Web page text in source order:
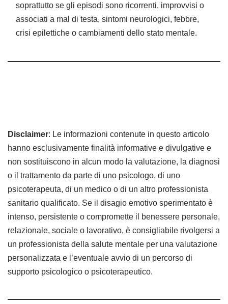
soprattutto se gli episodi sono ricorrenti, improvvisi o
associati a mal di testa, sintomi neurologici, febbre,
crisi epilettiche o cambiamenti dello stato mentale.
Disclaimer: Le informazioni contenute in questo articolo
hanno esclusivamente finalità informative e divulgative e
non sostituiscono in alcun modo la valutazione, la diagnosi
o il trattamento da parte di uno psicologo, di uno
psicoterapeuta, di un medico o di un altro professionista
sanitario qualificato. Se il disagio emotivo sperimentato è
intenso, persistente o compromette il benessere personale,
relazionale, sociale o lavorativo, è consigliabile rivolgersi a
un professionista della salute mentale per una valutazione
personalizzata e l’eventuale avvio di un percorso di
supporto psicologico o psicoterapeutico.